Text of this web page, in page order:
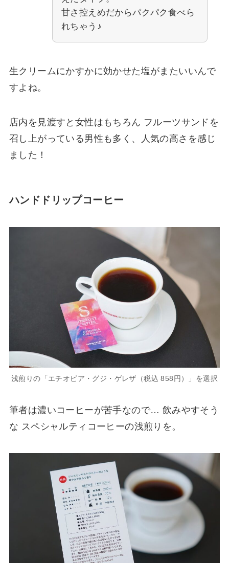
甘さ控えめだからパクパク食べら
れちゃう♪
生クリームにかすかに効かせた塩がまたいいんで
すよね。
店内を見渡すと女性はもちろん フルーツサンドを
召し上がっている男性も多く、人気の高さを感じ
ました！
ハンドドリップコーヒー
浅煎りの「エチオピア・グジ・ゲレザ（税込 858円）」を選択
筆者は濃いコーヒーが苦手なので… 飲みやすそう
な スペシャルティコーヒーの浅煎りを。